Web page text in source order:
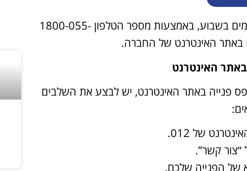
שירות לקוחות 012 הוא זמין 24 שעות ביממה, 7 ימים בשבוע, באמצעות מספר הטלפון 1800-055-
האינטרנט
לקוחות 012 באמצעות טופס פנייה באתר האינטרנט, יש לבצע את השלבים
של 012.
“צור קשר”.
של הפנייה שלכם.